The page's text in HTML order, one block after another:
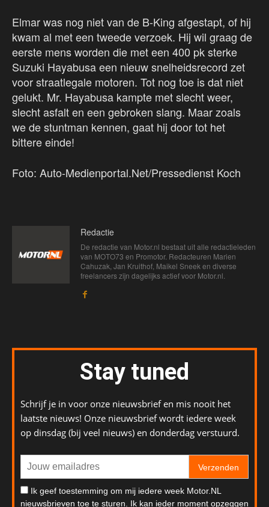
Elmar was nog niet van de B-King afgestapt, of hij
kwam al met een tweede verzoek. Hij wil graag de
eerste mens worden die met een 400 pk sterke
Suzuki Hayabusa een nieuw snelheidsrecord zet
voor straatlegale motoren. Tot nog toe is dat niet
gelukt. Mr. Hayabusa kampte met slecht weer,
slecht asfalt en een gebroken slang. Maar zoals
we de stuntman kennen, gaat hij door tot het
bittere einde!
Foto: Auto-Medienportal.Net/Pressedienst Koch
Redactie
De redactie van Motor.nl bestaat uit alle redactieleden
van MOTO73 en Promotor. Redacteuren Marien
Cahuzak, Jan Kruithof, Maikel Sneek en diverse
freelancers zijn dagelijks actief voor Motor.nl.
Stay tuned
Schrijf je in voor onze nieuwsbrief en mis nooit het
laatste nieuws! Onze nieuwsbrief wordt iedere week
op dinsdag (bij veel nieuws) en donderdag verstuurd.
Verzenden
Ik geef toestemming om mij iedere week Motor.NL
nieuwsbrieven toe te sturen. Ik kan ieder moment opzeggen